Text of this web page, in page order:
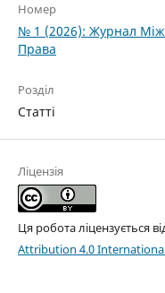
Номер
№ 1 (2026): Журнал
Права
Розділ
Статті
Ліцензія
Ця робота ліцензується
Attribution 4.0